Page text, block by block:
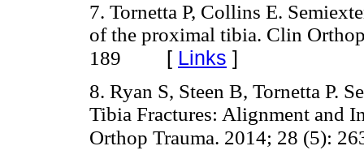
7. Tornetta P, Collins E.
of the proximal tibia. Clin
189 [ Links ]
8. Ryan S, Steen B, Tornetta P.
Tibia Fractures: Alignment and
Orthop Trauma. 2014; 28 (5):